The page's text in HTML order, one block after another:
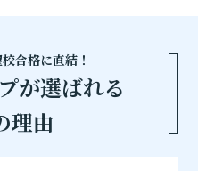
合格に直結！
が選ばれる
理由